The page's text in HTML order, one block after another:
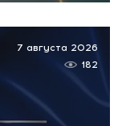
7 августа 2026
182